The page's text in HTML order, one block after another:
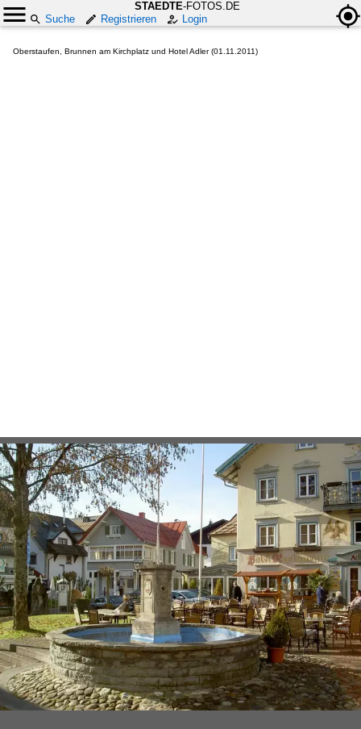
STAEDTE-FOTOS.DE
Suche
Registrieren Login
Oberstaufen, Brunnen am Kirchplatz und Hotel Adler (01.11.2011)